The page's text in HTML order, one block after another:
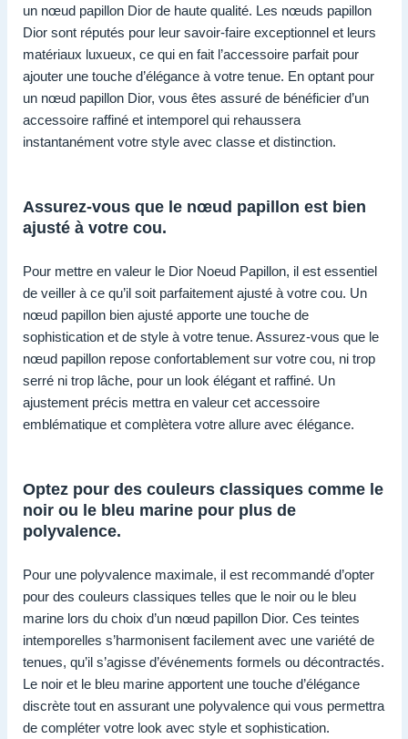
un nœud papillon Dior de haute qualité. Les nœuds papillon
Dior sont réputés pour leur savoir-faire exceptionnel et leurs
matériaux luxueux, ce qui en fait l’accessoire parfait pour
ajouter une touche d’élégance à votre tenue. En optant pour
un nœud papillon Dior, vous êtes assuré de bénéficier d’un
accessoire raffiné et intemporel qui rehaussera
instantanément votre style avec classe et distinction.
Assurez-vous que le nœud papillon est bien
ajusté à votre cou.
Pour mettre en valeur le Dior Noeud Papillon, il est essentiel
de veiller à ce qu’il soit parfaitement ajusté à votre cou. Un
nœud papillon bien ajusté apporte une touche de
sophistication et de style à votre tenue. Assurez-vous que le
nœud papillon repose confortablement sur votre cou, ni trop
serré ni trop lâche, pour un look élégant et raffiné. Un
ajustement précis mettra en valeur cet accessoire
emblématique et complètera votre allure avec élégance.
Optez pour des couleurs classiques comme le
noir ou le bleu marine pour plus de
polyvalence.
Pour une polyvalence maximale, il est recommandé d’opter
pour des couleurs classiques telles que le noir ou le bleu
marine lors du choix d’un nœud papillon Dior. Ces teintes
intemporelles s’harmonisent facilement avec une variété de
tenues, qu’il s’agisse d’événements formels ou décontractés.
Le noir et le bleu marine apportent une touche d’élégance
discrète tout en assurant une polyvalence qui vous permettra
de compléter votre look avec style et sophistication.